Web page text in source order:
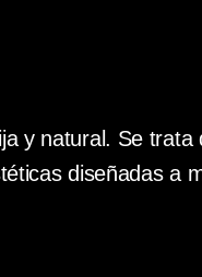
y natural. Se trata
diseñadas a